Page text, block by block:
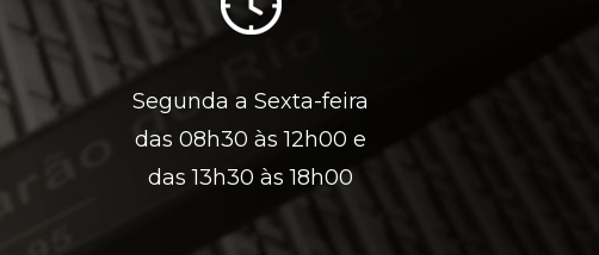
Segunda a Sexta-feira
das 08h30 às 12h00 e
das 13h30 às 18h00